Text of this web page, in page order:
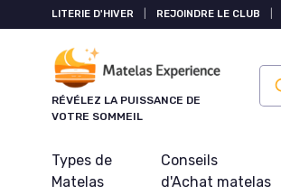
LITERIE D'HIVER REJOINDRE LE CLUB
RÉVÉLEZ LA PUISSANCE DE
VOTRE SOMMEIL
Types de
Matelas
Conseils
d'Achat matelas
Panneau de gestion des cookies